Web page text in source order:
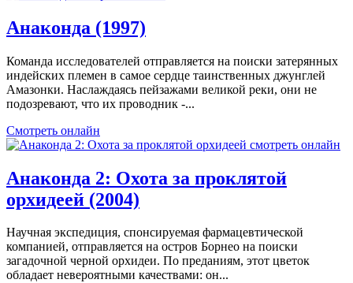
Анаконда (1997)
Команда исследователей отправляется на поиски затерянных
индейских племен в самое сердце таинственных джунглей
Амазонки. Наслаждаясь пейзажами великой реки, они не
подозревают, что их проводник -...
Смотреть онлайн
Анаконда 2: Охота за проклятой
орхидеей (2004)
Научная экспедиция, спонсируемая фармацевтической
компанией, отправляется на остров Борнео на поиски
загадочной черной орхидеи. По преданиям, этот цветок
обладает невероятными качествами: он...